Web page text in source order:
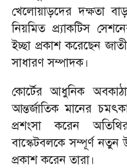
খেলোয়াড়দের দক্ষতা
নিয়মিত প্র্যাকটিস
ইচ্ছা প্রকাশ করেছেন
সাধারণ সম্পাদক।
কোর্টের আধুনিক
আন্তর্জাতিক মানের
প্রশংসা করেন
বাস্কেটবলকে সম্পূর্ণ নতুন
প্রকাশ করেন তারা।